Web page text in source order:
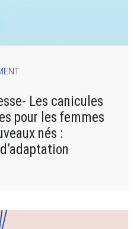
Les canicules
pour les femmes
nés :